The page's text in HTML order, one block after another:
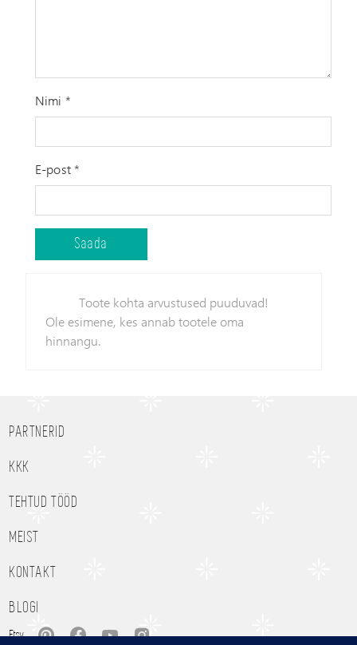
Nimi *
E-post*
Toote kohta arvustused puuduvad!
Ole esimene, kes annab tootele oma
hinnangu.
Etsy
PARTNERID
KKK
TEHTUD TÖÖD
MEIST
KONTAKT
BLOGI